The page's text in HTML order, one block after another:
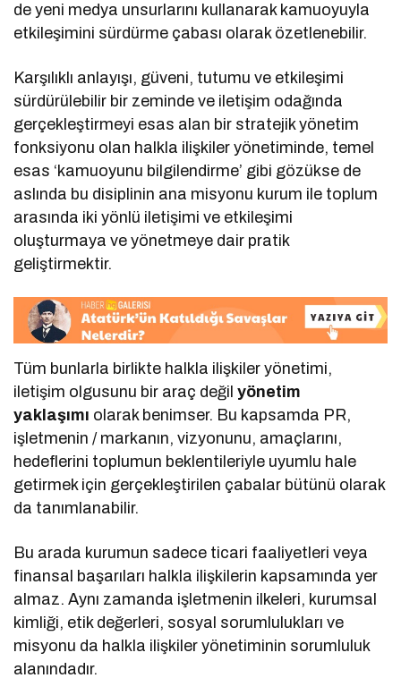
de yeni medya unsurlarını kullanarak kamuoyuyla
etkileşimini sürdürme çabası olarak özetlenebilir.
Karşılıklı anlayışı, güveni, tutumu ve etkileşimi
sürdürülebilir bir zeminde ve iletişim odağında
gerçekleştirmeyi esas alan bir stratejik yönetim
fonksiyonu olan halkla ilişkiler yönetiminde, temel
esas ‘kamuoyunu bilgilendirme’ gibi gözükse de
aslında bu disiplinin ana misyonu kurum ile toplum
arasında iki yönlü iletişimi ve etkileşimi
oluşturmaya ve yönetmeye dair pratik
geliştirmektir.
Tüm bunlarla birlikte halkla ilişkiler yönetimi,
iletişim olgusunu bir araç değilyönetim
yaklaşımı olarak benimser. Bu kapsamda PR,
işletmenin / markanın, vizyonunu, amaçlarını,
hedeflerini toplumun beklentileriyle uyumlu hale
getirmek için gerçekleştirilen çabalar bütünü olarak
da tanımlanabilir.
Bu arada kurumun sadece ticari faaliyetleri veya
finansal başarıları halkla ilişkilerin kapsamında yer
almaz. Aynı zamanda işletmenin ilkeleri, kurumsal
kimliği, etik değerleri, sosyal sorumlulukları ve
misyonu da halkla ilişkiler yönetiminin sorumluluk
alanındadır.